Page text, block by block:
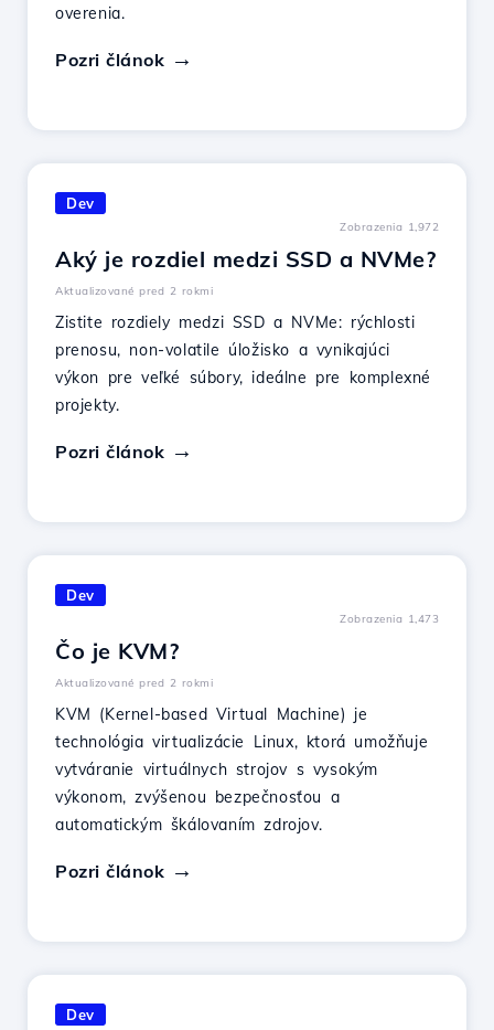
overenia.
Pozri článok
Dev
Zobrazenia 1,972
Aký je rozdiel medzi SSD a NVMe?
Aktualizované pred 2 rokmi
Zistite rozdiely medzi SSD a NVMe: rýchlosti
prenosu, non-volatile úložisko a vynikajúci
výkon pre veľké súbory, ideálne pre komplexné
projekty.
Pozri článok
Dev
Zobrazenia 1,473
Čo je KVM?
Aktualizované pred 2 rokmi
KVM (Kernel-based Virtual Machine) je
technológia virtualizácie Linux, ktorá umožňuje
vytváranie virtuálnych strojov s vysokým
výkonom, zvýšenou bezpečnosťou a
automatickým škálovaním zdrojov.
Pozri článok
Dev